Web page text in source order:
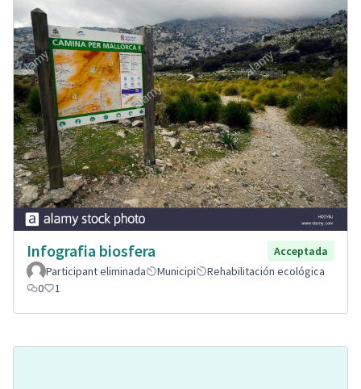
Infografia biosfera
Acceptada
Participant eliminada
Municipi
Rehabilitación ecológica
0
1